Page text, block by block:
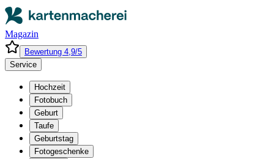
Magazin
Bewertung 4,9/5
Service
Hochzeit
Fotobuch
Geburt
Taufe
Geburtstag
Fotogeschenke